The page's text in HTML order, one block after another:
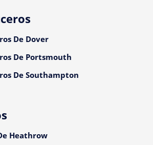
De Dover
De Portsmouth
De Southampton
Heathrow